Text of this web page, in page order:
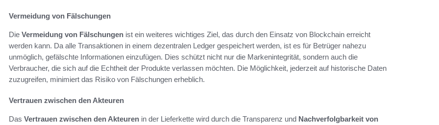
Vermeidung von Fälschungen
Die Vermeidung von Fälschungen ist ein weiteres wichtiges Ziel, das durch den Einsatz von Blockchain erreicht
werden kann. Da alle Transaktionen in einem dezentralen Ledger gespeichert werden, ist es für Betrüger nahezu
unmöglich, gefälschte Informationen einzufügen. Dies schützt nicht nur die Markenintegrität, sondern auch die
Verbraucher, die sich auf die Echtheit der Produkte verlassen möchten. Die Möglichkeit, jederzeit auf historische Daten
zuzugreifen, minimiert das Risiko von Fälschungen erheblich.
Vertrauen zwischen den Akteuren
Das Vertrauen zwischen den Akteuren in der Lieferkette wird durch die Transparenz und Nachverfolgbarkeit von